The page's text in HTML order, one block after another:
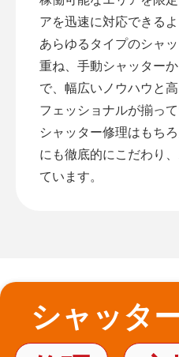
アを迅速に対応できるよ
あらゆるタイプのシャ
重ね、手動シャッター
で、幅広いノウハウと
フェッショナルが揃って
シャッター修理はもち
にも徹底的にこだわり
ています。
シャッタ